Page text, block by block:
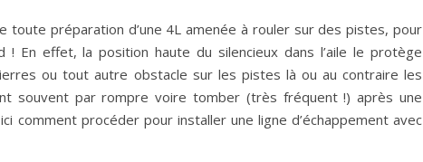
toute préparation d’une 4L amenée à rouler sur des pistes, pour
En effet, la position haute du silencieux dans l’aile le protège
ou tout autre obstacle sur les pistes là ou au contraire les
souvent par rompre voire tomber (très fréquent !) après une
comment procéder pour installer une ligne d’échappement avec